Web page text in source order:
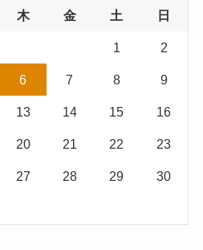
木 金 土 日
1 2
6 7 8 9
13 14 15 16
20 21 22 23
27 28 29 30